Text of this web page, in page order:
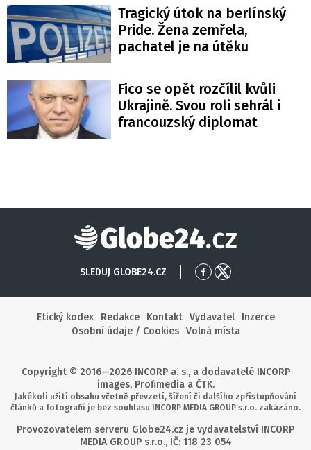
Tragický útok na berlínský
Pride. Žena zemřela,
pachatel je na útěku
Fico se opět rozčílil kvůli
Ukrajině. Svou roli sehrál i
francouzský diplomat
Globe24
SLEDUJ GLOBE24.CZ
Přejít
Facebook
Přejít
X
Etický kodex
Redakce Kontakt Vydavatel
Inzerce
Osobní údaje / Cookies
Volná místa
Copyright © 2016—2026 INCORP a. s., a dodavatelé INCORP
images, Profimedia a ČTK.
Jakékoli užití obsahu včetně převzetí, šíření či dalšího zpřístupňování
článků a fotografií je bez souhlasu INCORP MEDIA GROUP s.r.o. zakázáno.
Provozovatelem serveru Globe24.cz je vydavatelství INCORP
MEDIA GROUP s.r.o., IČ: 118 23 054